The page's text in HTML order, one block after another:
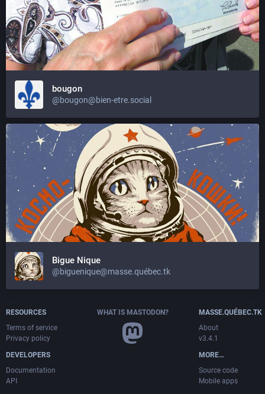
bougon
@bougon@bien-etre.social
Bigue Nique
@biguenique@masse.québec.tk
RESOURCES
Terms of service
Privacy policy
DEVELOPERS
Documentation
API
WHAT IS MASTODON?
MASSE.QUÉBEC.TK
About
v3.4.1
MORE…
Source code
Mobile apps